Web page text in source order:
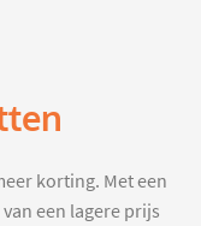
korting. Met een
een lagere prijs